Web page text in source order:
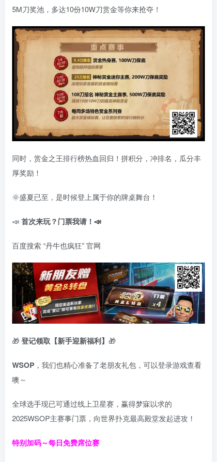
5M刀奖池，多达10份10W刀赏金等你来抢夺！
同时，赏金之王排行榜热血回归！拼积分，冲排名，瓜分丰
厚奖励！
🌞盛夏已至，是时候登上属于你的牌桌舞台！
📣 首次来玩？门票我请！📣
百度搜索 “丹牛也疯狂” 官网
🎁 登记领取【新手迎新福利】 🎁
WSOP ，我们也精心准备了老朋友礼包，可以登录游戏查看
噢～
全球选手现已可通过线上卫星赛，赢得梦寐以求的
2025WSOP主赛事门票，向世界扑克最高殿堂发起进攻！
特别加码～每日免费席位赛